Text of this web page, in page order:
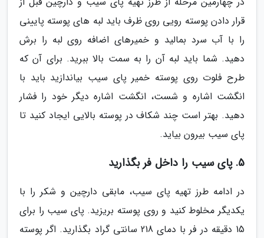
قرار دادن پوسته رویی روی ظرف باید لبه های پوسته پایینی
را با آب سرد بمالید و خمیرهای اضافه روی لبه را برش
دهید. شما باید لبه آن را به سمت بالا ببرید. برای آن که
طرح فلوت روی پوسته خمیر پای سیب بیاندازید باید با
انگشت اشاره و شست، انگشت اشاره دیگر خود را فشار
دهید. بهتر است چند شکاف در پوسته بالایی ایجاد کنید تا
پای سیب بیرون بیاید.
5. پای سیب را داخل فر بگذارید
در ادامه طرز تهیه پای سیب، مابقی دارچین و شکر را با
یکدیگر مخلوط کنید و روی پوسته بریزید. پای سیب را برای
15 دقیقه در فر با دمای 218 سانتی گراد بگذارید. اگر پوسته